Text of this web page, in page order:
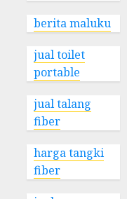
berita maluku
jual toilet
portable
jual talang
fiber
harga tangki
fiber